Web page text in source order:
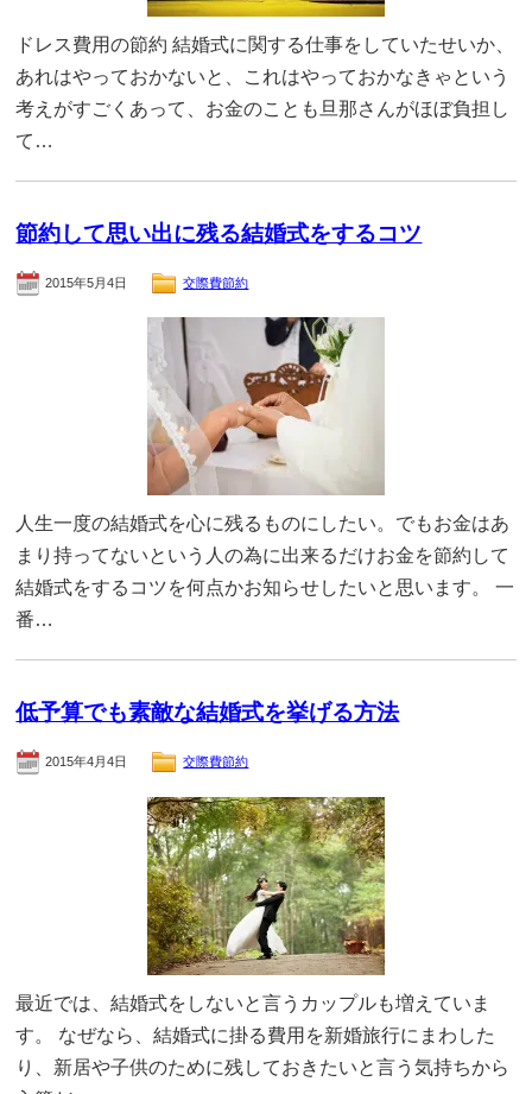
ドレス費用の節約 結婚式に関する仕事をしていたせいか、
あれはやっておかないと、これはやっておかなきゃという
考えがすごくあって、お金のことも旦那さんがほぼ負担し
て…
節約して思い出に残る結婚式をするコツ
2015年5月4日 交際費節約
人生一度の結婚式を心に残るものにしたい。でもお金はあ
まり持ってないという人の為に出来るだけお金を節約して
結婚式をするコツを何点かお知らせしたいと思います。 一
番…
低予算でも素敵な結婚式を挙げる方法
2015年4月4日 交際費節約
最近では、結婚式をしないと言うカップルも増えていま
す。 なぜなら、結婚式に掛る費用を新婚旅行にまわした
り、新居や子供のために残しておきたいと言う気持ちから